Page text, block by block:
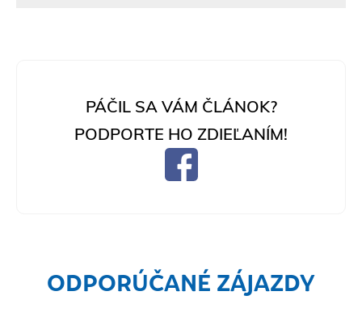
PÁČIL SA VÁM ČLÁNOK?
PODPORTE HO ZDIEĽANÍM!
ODPORÚČANÉ ZÁJAZDY